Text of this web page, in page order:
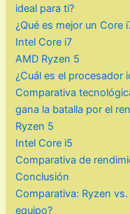
ideal para ti?
¿Qué es mejor un Core
Intel Core i7
AMD Ryzen 5
¿Cuál es el procesador
Comparativa
gana la batalla por el
Ryzen 5
Intel Core i5
Comparativa de
Conclusión
Comparativa: Ryzen
equipo?